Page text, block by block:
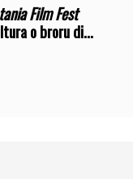
Film Fest
o broru di